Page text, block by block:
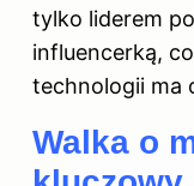
tylko liderem
influencerką,
technologii ma
Walka o